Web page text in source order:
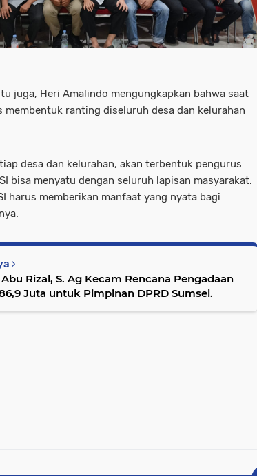
juga, Heri Amalindo mengungkapkan bahwa saat
membentuk ranting diseluruh desa dan kelurahan
desa dan kelurahan, akan terbentuk pengurus
bisa menyatu dengan seluruh lapisan masyarakat.
harus memberikan manfaat yang nyata bagi
Rizal, S. Ag Kecam Rencana Pengadaan
Juta untuk Pimpinan DPRD Sumsel.